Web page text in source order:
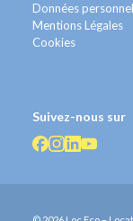
Données
Mentions Légales
Cookies
Suivez-nous sur